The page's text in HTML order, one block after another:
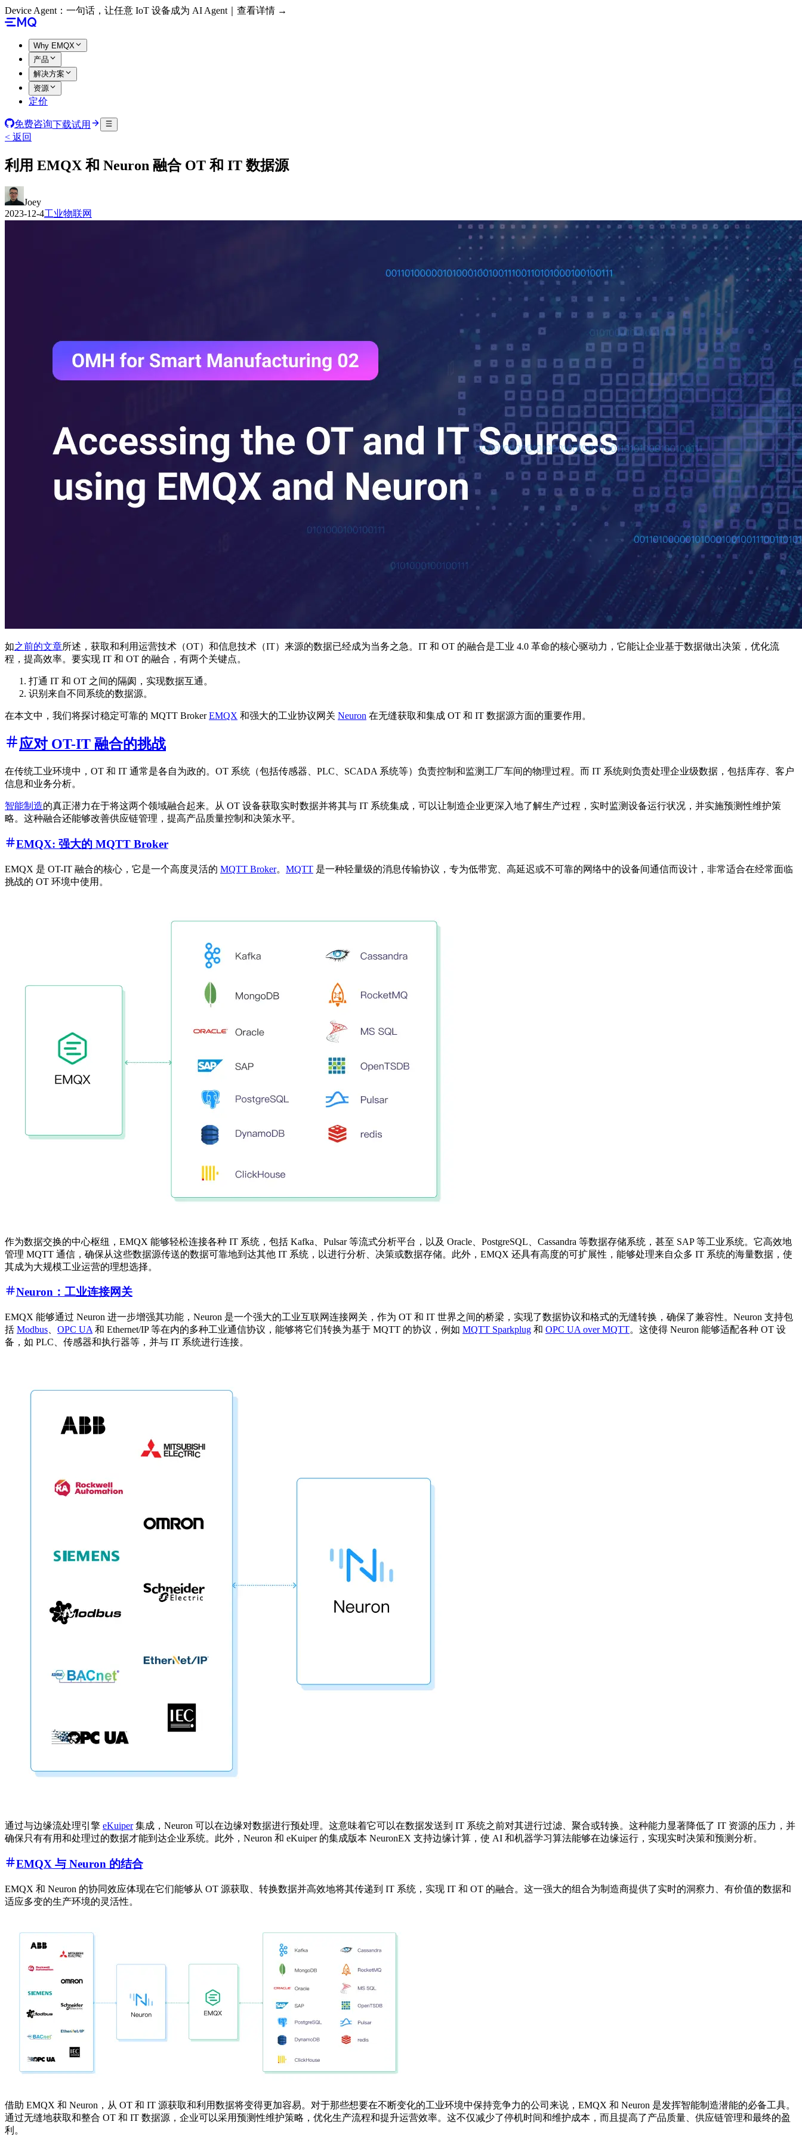
Device Agent：一句话，让任意 IoT 设备成为 AI Agent｜查看详情 →
Why EMQX
产品
解决方案
资源
定价
免费咨询下载试用
< 返回
利用 EMQX 和 Neuron 融合 OT 和 IT 数据源
Joey
2023-12-4工业物联网
如之前的文章所述，获取和利用运营技术（OT）和信息技术（IT）来源的数据已经成为当务之急。IT 和 OT 的融合是工业 4.0 革命的核心驱动力，它能让企业基于数据做出决策，优化流
程，提高效率。要实现 IT 和 OT 的融合，有两个关键点。
打通 IT 和 OT 之间的隔阂，实现数据互通。
识别来自不同系统的数据源。
在本文中，我们将探讨稳定可靠的 MQTT BrokerEMQX 和强大的工业协议网关 Neuron 在无缝获取和集成 OT 和 IT 数据源方面的重要作用。
应对 OT-IT 融合的挑战
在传统工业环境中，OT 和 IT 通常是各自为政的。OT 系统（包括传感器、PLC、SCADA 系统等）负责控制和监测工厂车间的物理过程。而 IT 系统则负责处理企业级数据，包括库存、客户
信息和业务分析。
智能制造的真正潜力在于将这两个领域融合起来。从 OT 设备获取实时数据并将其与 IT 系统集成，可以让制造企业更深入地了解生产过程，实时监测设备运行状况，并实施预测性维护策
略。这种融合还能够改善供应链管理，提高产品质量控制和决策水平。
EMQX: 强大的 MQTT Broker
EMQX 是 OT-IT 融合的核心，它是一个高度灵活的 MQTT Broker。 MQTT 是一种轻量级的消息传输协议，专为低带宽、高延迟或不可靠的网络中的设备间通信而设计，非常适合在经常面临
挑战的 OT 环境中使用。
作为数据交换的中心枢纽，EMQX 能够轻松连接各种 IT 系统，包括 Kafka、Pulsar 等流式分析平台，以及 Oracle、PostgreSQL、Cassandra 等数据存储系统，甚至 SAP 等工业系统。它高效地
管理 MQTT 通信，确保从这些数据源传送的数据可靠地到达其他 IT 系统，以进行分析、决策或数据存储。此外，EMQX 还具有高度的可扩展性，能够处理来自众多 IT 系统的海量数据，使
其成为大规模工业运营的理想选择。
Neuron：工业连接网关
EMQX 能够通过 Neuron 进一步增强其功能，Neuron 是一个强大的工业互联网连接网关，作为 OT 和 IT 世界之间的桥梁，实现了数据协议和格式的无缝转换，确保了兼容性。Neuron 支持包
括 Modbus OPC UA 和 Ethernet/IP 等在内的多种工业通信协议，能够将它们转换为基于 MQTT 的协议，例如 MQTT Sparkplug 和 OPC UA over MQTT。这使得 Neuron 能够适配各种 OT 设
备，如 PLC、传感器和执行器等，并与 IT 系统进行连接。
通过与边缘流处理引擎 eKuiper集成，Neuron 可以在边缘对数据进行预处理。这意味着它可以在数据发送到 IT 系统之前对其进行过滤、聚合或转换。这种能力显著降低了 IT 资源的压力，并
确保只有有用和处理过的数据才能到达企业系统。此外，Neuron 和 eKuiper 的集成版本 NeuronEX 支持边缘计算，使 AI 和机器学习算法能够在边缘运行，实现实时决策和预测分析。
EMQX 与 Neuron 的结合
EMQX 和 Neuron 的协同效应体现在它们能够从 OT 源获取、转换数据并高效地将其传递到 IT 系统，实现 IT 和 OT 的融合。这一强大的组合为制造商提供了实时的洞察力、有价值的数据和
适应多变的生产环境的灵活性。
借助 EMQX 和 Neuron，从 OT 和 IT 源获取和利用数据将变得更加容易。对于那些想要在不断变化的工业环境中保持竞争力的公司来说，EMQX 和 Neuron 是发挥智能制造潜能的必备工具。
通过无缝地获取和整合 OT 和 IT 数据源，企业可以采用预测性维护策略，优化生产流程和提升运营效率。这不仅减少了停机时间和维护成本，而且提高了产品质量、供应链管理和最终的盈
利。